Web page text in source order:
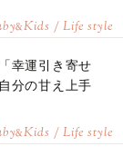
&Kids / Life style
幸運引き寄せ
分の甘え上手
&Kids / Life style